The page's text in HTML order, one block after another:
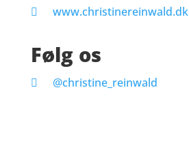
www.christinereinwald.dk
Følg os
@christine_reinwald